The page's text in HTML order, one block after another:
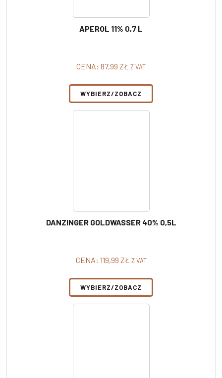
APEROL 11% 0,7 L
CENA: 87,99 ZŁ Z VAT
WYBIERZ/ZOBACZ
DANZINGER GOLDWASSER 40% 0,5L
CENA: 119,99 ZŁ Z VAT
WYBIERZ/ZOBACZ